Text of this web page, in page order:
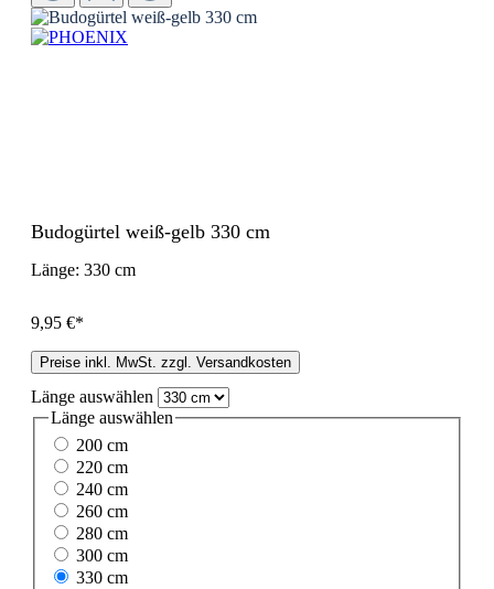
Budogürtel weiß-gelb 330 cm
Länge: 330 cm
9,95 €*
Preise inkl. MwSt. zzgl. Versandkosten
Länge auswählen
Länge auswählen
200 cm
220 cm
240 cm
260 cm
280 cm
300 cm
330 cm